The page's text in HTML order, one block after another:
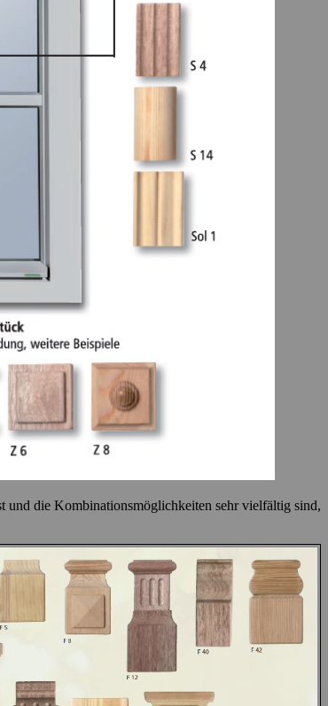
und die Kombinationsmöglichkeiten sehr vielfältig sind,